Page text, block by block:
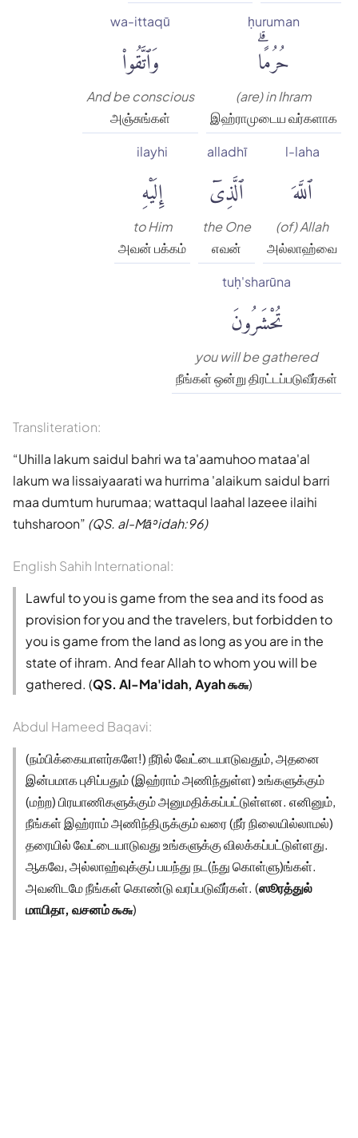
ḥuruman
حُرُمًاۗ
(are) in Ihram
இஹ்ராமுடைய வர்களாக
wa-ittaqū
وَٱتَّقُوا۟
And be conscious
அஞ்சுங்கள்
l-laha
ٱللَّهَ
(of) Allah
அல்லாஹ்வை
alladhī
ٱلَّذِىٓ
the One
எவன்
ilayhi
إِلَيْهِ
to Him
அவன் பக்கம்
tuḥ'sharūna
تُحْشَرُونَ
you will be gathered
நீங்கள் ஒன்று திரட்டப்படுவீர்கள்
Transliteration:
Uhilla lakum saidul bahri wa ta'aamuhoo mataa'al
lakum wa lissaiyaarati wa hurrima 'alaikum saidul barri
maa dumtum hurumaa; wattaqul laahal lazeee ilaihi
tuhsharoon (QS. al-Māʾidah:96)
English Sahih International:
Lawful to you is game from the sea and its food as
provision for you and the travelers, but forbidden to
you is game from the land as long as you are in the
state of ihram. And fear Allah to whom you will be
gathered. (QS. Al-Ma'idah, Ayah ௯௬)
Abdul Hameed Baqavi:
(நம்பிக்கையாளர்களே!) நீரில் வேட்டையாடுவதும், அதனை
இன்பமாக புசிப்பதும் (இஹ்ராம் அணிந்துள்ள) உங்களுக்கும்
(மற்ற) பிரயாணிகளுக்கும் அனுமதிக்கப்பட்டுள்ளன. எனினும்,
நீங்கள் இஹ்ராம் அணிந்திருக்கும் வரை (நீர் நிலையில்லாமல்)
தரையில் வேட்டையாடுவது உங்களுக்கு விலக்கப்பட்டுள்ளது.
ஆகவே, அல்லாஹ்வுக்குப் பயந்து நட(ந்து கொள்ளு)ங்கள்.
அவனிடமே நீங்கள் கொண்டு வரப்படுவீர்கள். (ஸூரத்துல்
மாயிதா, வசனம் ௯௬)